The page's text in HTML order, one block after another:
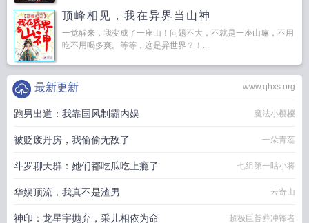
顶峰相见，我在异界当山神
一觉醒来，我变成了一座山！问题不大，不就是一座山嘛，不用
吃不用喝多爽。等等，这是异世界？！...
www.qhxs.org
最新更新
跑男出道：我靠国风制霸内娱 魔法小樱樱
被贬废丹房，我偷偷无敌了 一朵青莲
斗罗聊天群：她们都吃瓜吃上瘾了 七组第一咕小将
华娱顶流，我真不是渣男 云寄山
神印：龙星宇抛弃，采儿相依为命 超极巨苔藓冲锋者